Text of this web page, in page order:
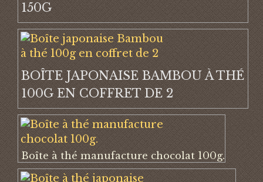
150G
BOÎTE JAPONAISE BAMBOU À THÉ
100G EN COFFRET DE 2
Boîte à thé manufacture chocolat 100g.